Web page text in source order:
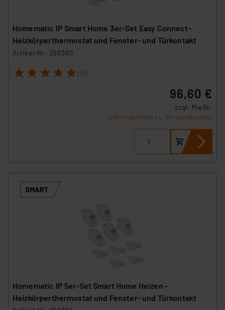
Homematic IP Smart Home 3er-Set Easy Connect-
Heizkörperthermostat und Fenster- und Türkontakt
Artikel-Nr. 250360
1 2 3 4 5 (5)
96,60 €
zzgl. MwSt.
Informationen zu Versandkosten
Homematic IP 5er-Set Smart Home Heizen -
Heizkörperthermostat und Fenster- und Türkontakt